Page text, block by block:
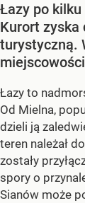
Łazy po
Kurort zyska
turystyczną.
Łazy to
Od Mielna,
dzieli ją
teren należał
zostały
spory o
Sianów może